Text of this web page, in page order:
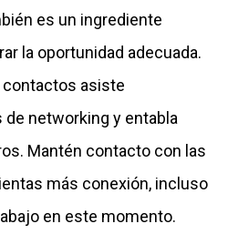
es un ingrediente
la oportunidad adecuada.
contactos asiste
networking y entabla
Mantén contacto con las
más conexión, incluso
en este momento.